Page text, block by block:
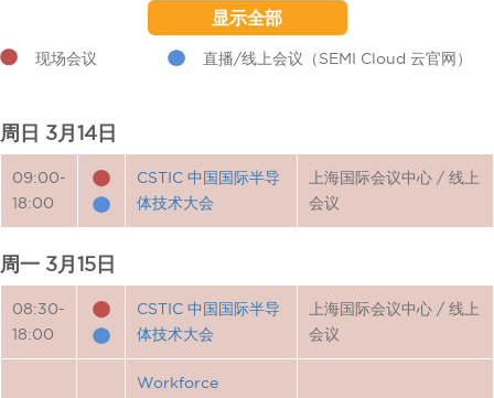
显示全部
现场会议 直播/线上会议（SEMI Cloud 云官网）
周日 3月14日
09:00-
18:00
CSTIC 中国国际半导
体技术大会
上海国际会议中心 / 线上
会议
周一 3月15日
08:30-
18:00
CSTIC 中国国际半导
体技术大会
上海国际会议中心 / 线上
会议
Workforce